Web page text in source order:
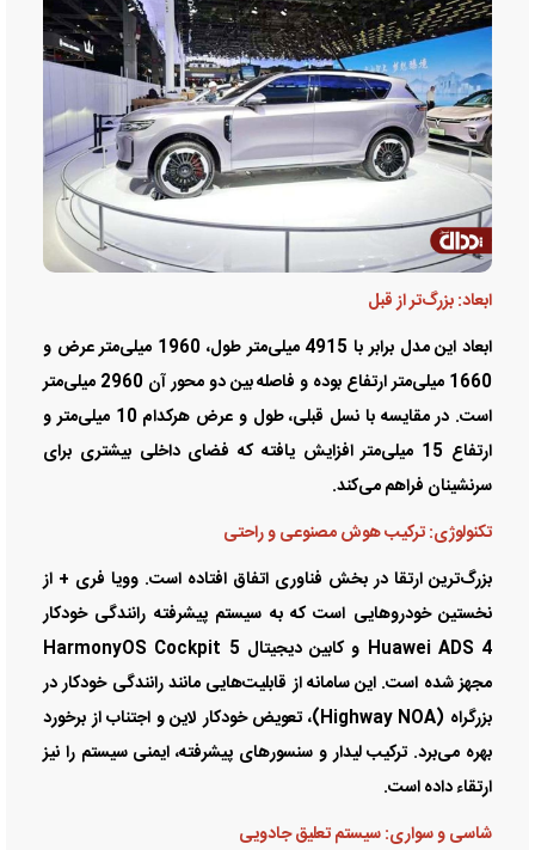
ابعاد: بزرگ‌تر از قبل
ابعاد این مدل برابر با 4915 میلی‌متر طول، 1960 میلی‌متر عرض و
1660 میلی‌متر ارتفاع بوده و فاصله بین دو محور آن 2960 میلی‌متر
است. در مقایسه با نسل قبلی، طول و عرض هرکدام 10 میلی‌متر و
ارتفاع 15 میلی‌متر افزایش یافته که فضای داخلی بیشتری برای
سرنشینان فراهم می‌کند.
تکنولوژی: ترکیب هوش مصنوعی و راحتی
بزرگ‌ترین ارتقا در بخش فناوری اتفاق افتاده است. وویا فری + از
نخستین خودروهایی است که به سیستم پیشرفته رانندگی خودکار
Huawei ADS 4 و کابین دیجیتال HarmonyOS Cockpit 5
مجهز شده است. این سامانه از قابلیت‌هایی مانند رانندگی خودکار در
بزرگراه (Highway NOA)، تعویض خودکار لاین و اجتناب از برخورد
بهره می‌برد. ترکیب لیدار و سنسورهای پیشرفته، ایمنی سیستم را نیز
ارتقاء داده است.
شاسی و سواری: سیستم تعلیق جادویی